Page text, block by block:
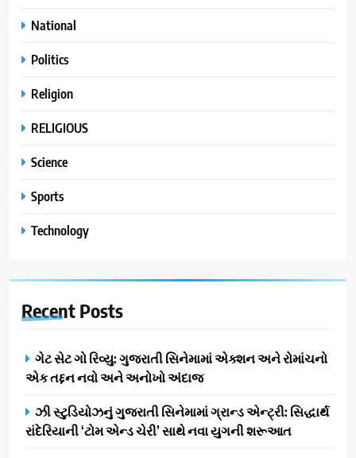
National
Politics
Religion
RELIGIOUS
Science
Sports
Technology
Recent Posts
ગેટ સેટ ગો રિવ્યુ: ગુજરાતી સિનેમામાં એક્શન અને રોમાંચનો
એક તદ્દન નવો અને અનોખો અંદાજ
ઝી સ્ટુડિયોઝનું ગુજરાતી સિનેમામાં ગ્રાન્ડ એન્ટ્રી: સિદ્ધાર્થ
રાંદેરિયાની ‘ટોમ એન્ડ ચેરી’ સાથે નવા યુગની શરૂઆત